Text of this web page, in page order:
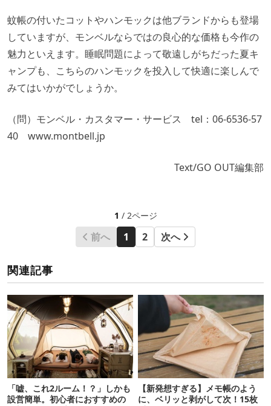
蚊帳の付いたコットやハンモックは他ブランドからも登場
していますが、モンベルならではの良心的な価格も今作の
魅力といえます。睡眠問題によって敬遠しがちだった夏キ
ャンプも、こちらのハンモックを投入して快適に楽しんで
みてはいかがでしょうか。
（問）モンベル・カスタマー・サービス tel：06-6536-57
40 www.montbell.jp
Text/GO OUT編集部
1 / 2ページ
前へ 1 2 次へ
関連記事
「嘘、これ2ルーム！？」しかも
設営簡単。初心者におすすめの
【新発想すぎる】メモ帳のよう
に、ベリッと剥がして次！15枚